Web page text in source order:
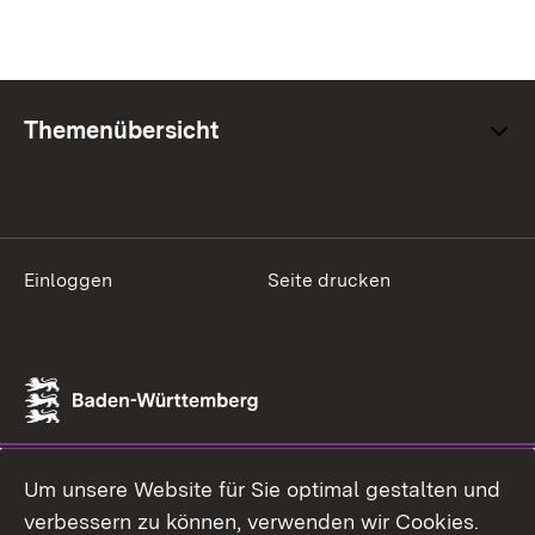
Themenübersicht
Einloggen Seite drucken
Um unsere Website für Sie optimal gestalten und
verbessern zu können, verwenden wir Cookies.